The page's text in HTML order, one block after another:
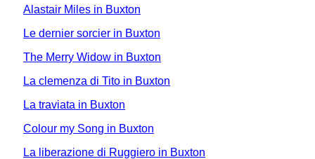
Alastair Miles in Buxton
Le dernier sorcier in Buxton
The Merry Widow in Buxton
La clemenza di Tito in Buxton
La traviata in Buxton
Colour my Song in Buxton
La liberazione di Ruggiero in Buxton